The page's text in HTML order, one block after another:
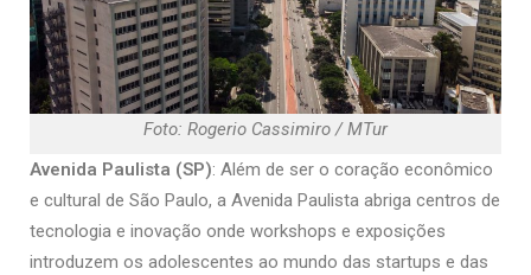
Foto: Rogerio Cassimiro / MTur
Avenida Paulista (SP): Além de ser o coração econômico
e cultural de São Paulo, a Avenida Paulista abriga centros de
tecnologia e inovação onde workshops e exposições
introduzem os adolescentes ao mundo das startups e das